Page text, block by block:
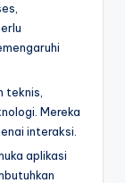
teknis,
Mereka
interaksi.
aplikasi